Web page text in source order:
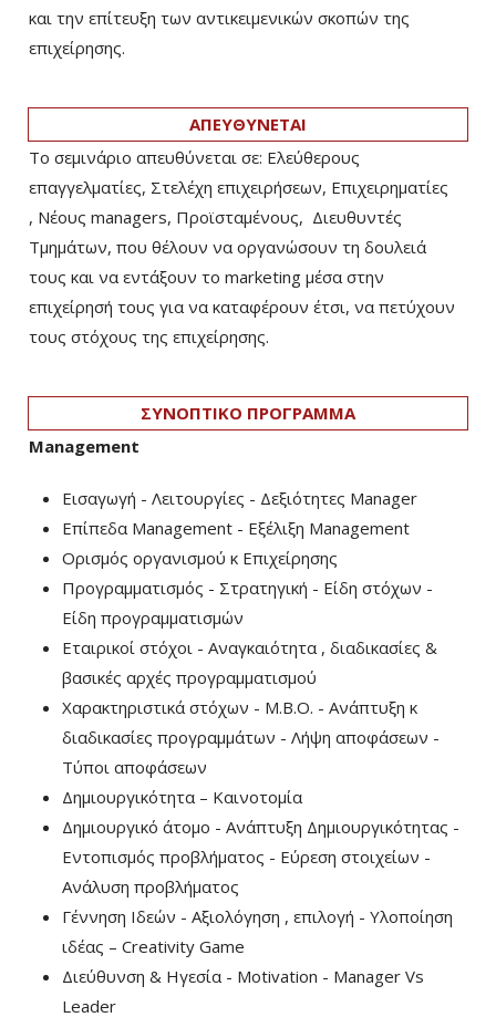
και την επίτευξη των αντικειμενικών σκοπών της
επιχείρησης.
ΑΠΕΥΘΥΝΕΤΑΙ
Το σεμινάριο απευθύνεται σε: Ελεύθερους
επαγγελματίες, Στελέχη επιχειρήσεων, Επιχειρηματίες
, Νέους managers, Προϊσταμένους, Διευθυντές
Τμημάτων, που θέλουν να οργανώσουν τη δουλειά
τους και να εντάξουν το marketing μέσα στην
επιχείρησή τους για να καταφέρουν έτσι, να πετύχουν
τους στόχους της επιχείρησης.
ΣΥΝΟΠΤΙΚΟ ΠΡΟΓΡΑΜΜΑ
Management
Εισαγωγή - Λειτουργίες - Δεξιότητες Manager
Επίπεδα Management - Εξέλιξη Management
Ορισμός οργανισμού κ Επιχείρησης
Προγραμματισμός - Στρατηγική - Είδη στόχων -
Είδη προγραμματισμών
Εταιρικοί στόχοι - Αναγκαιότητα , διαδικασίες &
βασικές αρχές προγραμματισμού
Χαρακτηριστικά στόχων - M.B.O. - Ανάπτυξη κ
διαδικασίες προγραμμάτων - Λήψη αποφάσεων -
Τύποι αποφάσεων
Δημιουργικότητα – Καινοτομία
Δημιουργικό άτομο - Ανάπτυξη Δημιουργικότητας -
Εντοπισμός προβλήματος - Εύρεση στοιχείων -
Ανάλυση προβλήματος
Γέννηση Ιδεών - Αξιολόγηση , επιλογή - Υλοποίηση
ιδέας – Creativity Game
Διεύθυνση & Ηγεσία - Motivation - Manager Vs
Leader